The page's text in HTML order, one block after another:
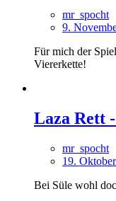
mr_spocht
9.
Für mich der
Viererkette!
Laza Rett
mr_spocht
19.
Bei Süle wohl